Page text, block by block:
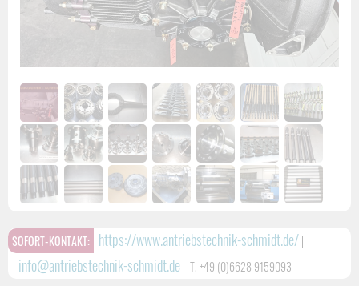
SOFORT-KONTAKT: https://www.antriebstechnik-schmidt.de/|
info@antriebstechnik-schmidt.de| T. +49 (0)6628 9159093